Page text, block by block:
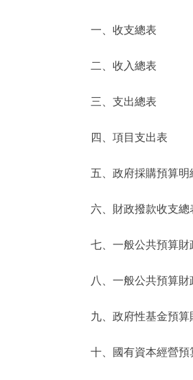
12345網上
參與調查
走進北京
北京概況
綠色北京
ENGLISH
一、收支總表
二、收入總表
三、支出總表
四、項目支出表
五、政府採購預算明
六、財政撥款收支總
七、一般公共預算財
八、一般公共預算財
九、政府性基金預算
十、國有資本經營預